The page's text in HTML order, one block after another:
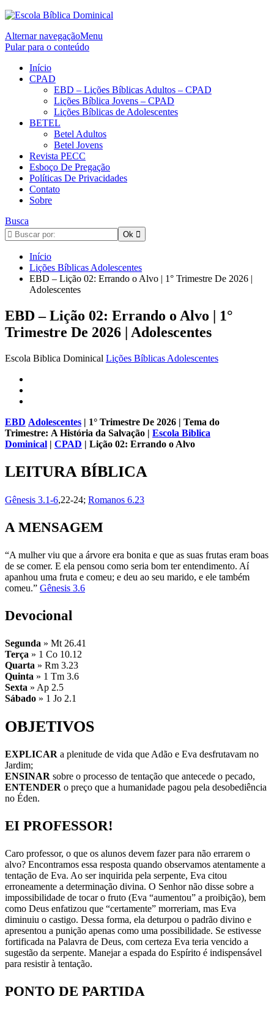
Alternar navegaçãoMenu
Pular para o conteúdo
Início
CPAD
EBD – Lições Bíblicas Adultos – CPAD
Lições Bíblica Jovens – CPAD
Lições Bíblicas de Adolescentes
BETEL
Betel Adultos
Betel Jovens
Revista PECC
Esboço De Pregação
Políticas De Privacidades
Contato
Sobre
Busca
Início
Lições Bíblicas Adolescentes
EBD – Lição 02: Errando o Alvo | 1° Trimestre De 2026 |
Adolescentes
EBD – Lição 02: Errando o Alvo | 1°
Trimestre De 2026 | Adolescentes
Escola Biblica Dominical Lições Bíblicas Adolescentes
EBD Adolescentes | 1° Trimestre De 2026 | Tema do
Trimestre: A História da Salvação | Escola Biblica
Dominical | CPAD | Lição 02: Errando o Alvo
LEITURA BÍBLICA
Gênesis 3.1-6,22-24; Romanos 6.23
A MENSAGEM
“A mulher viu que a árvore era bonita e que as suas frutas eram boas
de se comer. E ela pensou como seria bom ter entendimento. Aí
apanhou uma fruta e comeu; e deu ao seu marido, e ele também
comeu.” Gênesis 3.6
Devocional
Segunda » Mt 26.41
Terça » 1 Co 10.12
Quarta » Rm 3.23
Quinta » 1 Tm 3.6
Sexta » Ap 2.5
Sábado » 1 Jo 2.1
OBJETIVOS
EXPLICAR a plenitude de vida que Adão e Eva desfrutavam no
Jardim;
ENSINAR sobre o processo de tentação que antecede o pecado,
ENTENDER o preço que a humanidade pagou pela desobediência
no Éden.
EI PROFESSOR!
Caro professor, o que os alunos devem fazer para não errarem o
alvo? Encontramos essa resposta quando observamos atentamente a
tentação de Eva. Ao ser inquirida pela serpente, Eva citou
erroneamente a determinação divina. O Senhor não disse sobre a
impossibilidade de tocar o fruto (Eva “aumentou” a proibição), bem
como Deus enfatizou que “certamente” morreriam, mas Eva
diminuiu o castigo. Dessa forma, ela deturpou o padrão divino e
apresentou a punição apenas como uma possibilidade. Se estivesse
fortificada na Palavra de Deus, com certeza Eva teria vencido a
sugestão da serpente. Manejar a espada do Espírito é indispensável
para resistir à tentação.
PONTO DE PARTIDA